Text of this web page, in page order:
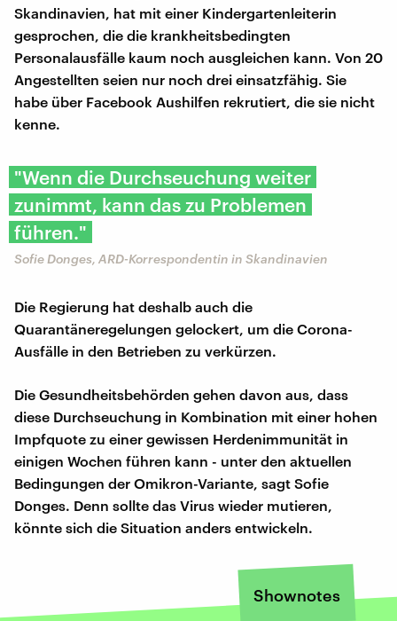
Skandinavien, hat mit einer Kindergartenleiterin
gesprochen, die die krankheitsbedingten
Personalausfälle kaum noch ausgleichen kann. Von 20
Angestellten seien nur noch drei einsatzfähig. Sie
habe über Facebook Aushilfen rekrutiert, die sie nicht
kenne.
"Wenn die Durchseuchung weiter
zunimmt, kann das zu Problemen
führen."
Sofie Donges, ARD-Korrespondentin in Skandinavien
Die Regierung hat deshalb auch die
Quarantäneregelungen gelockert, um die Corona-
Ausfälle in den Betrieben zu verkürzen.
Die Gesundheitsbehörden gehen davon aus, dass
diese Durchseuchung in Kombination mit einer hohen
Impfquote zu einer gewissen Herdenimmunität in
einigen Wochen führen kann - unter den aktuellen
Bedingungen der Omikron-Variante, sagt Sofie
Donges. Denn sollte das Virus wieder mutieren,
könnte sich die Situation anders entwickeln.
Shownotes